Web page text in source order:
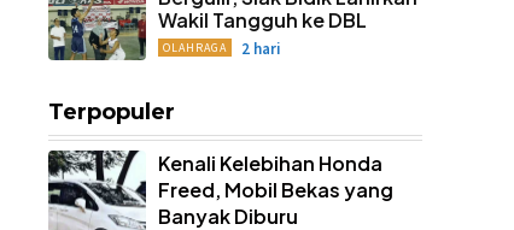
Wakil Tangguh ke DBL
OLAHRAGA 2 hari
Terpopuler
Kenali Kelebihan Honda
Freed, Mobil Bekas yang
Banyak Diburu